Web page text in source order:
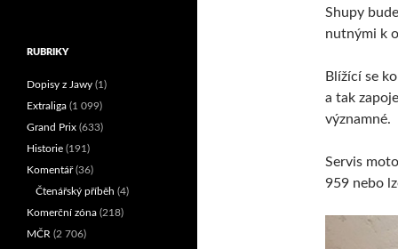
Shupy
nutnými k
Blížící se
a tak
významné.
Servis
959 nebo
RUBRIKY
Dopisy z Jawy (1)
Extraliga (1 099)
Grand Prix (633)
Historie (191)
Komentář(36)
Čtenářský příběh (4)
Komerční zóna (218)
MČR (2 706)